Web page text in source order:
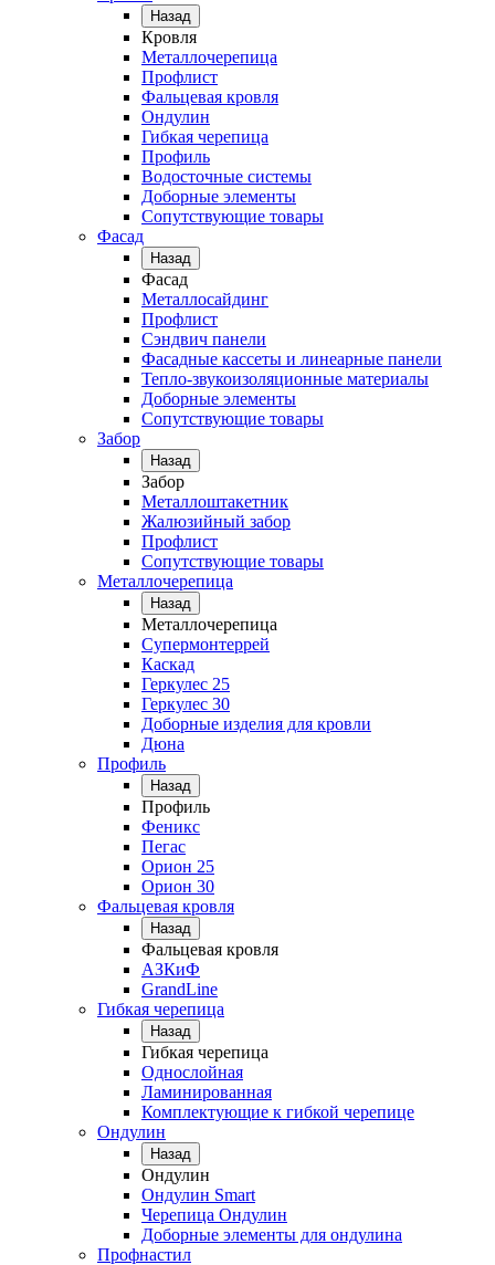
Назад
Кровля
Металлочерепица
Профлист
Фальцевая кровля
Ондулин
Гибкая черепица
Профиль
Водосточные системы
Доборные элементы
Сопутствующие товары
Фасад
Назад
Фасад
Металлосайдинг
Профлист
Сэндвич панели
Фасадные кассеты и линеарные панели
Тепло-звукоизоляционные материалы
Доборные элементы
Сопутствующие товары
Забор
Назад
Забор
Металлоштакетник
Жалюзийный забор
Профлист
Сопутствующие товары
Металлочерепица
Назад
Металлочерепица
Супермонтеррей
Каскад
Геркулес 25
Геркулес 30
Доборные изделия для кровли
Дюна
Профиль
Назад
Профиль
Феникс
Пегас
Орион 25
Орион 30
Фальцевая кровля
Назад
Фальцевая кровля
АЗКиФ
GrandLine
Гибкая черепица
Назад
Гибкая черепица
Однослойная
Ламинированная
Комплектующие к гибкой черепице
Ондулин
Назад
Ондулин
Ондулин Smart
Черепица Ондулин
Доборные элементы для ондулина
Профнастил